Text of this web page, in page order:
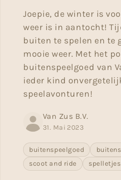
Joepie, de winter is
weer is in aantocht!
buiten te spelen en te
mooie weer. Met het
buitenspeelgoed van
ieder kind
speelavonturen!
Van Zus B.V.
31. Mai 2023
buitenspeelgoed
scoot and ride
spelletjes